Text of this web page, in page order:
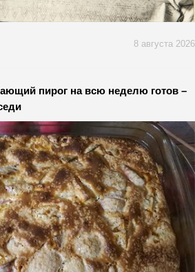
8 августа 2026
пирог на всю неделю готов –